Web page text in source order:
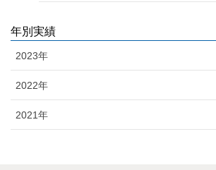
年別実績
2023年
2022年
2021年